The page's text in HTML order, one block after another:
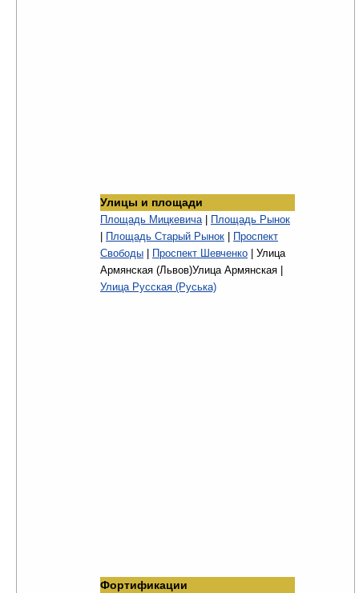
Улицы и площади
Площадь Мицкевича|
Площадь Рынок
Площадь Старый Рынок
Проспект
Свободы
Проспект Шевченко | Улица
Армянская (Львов)Улица Армянская |
Улица Русская (Руська)
Фортификации